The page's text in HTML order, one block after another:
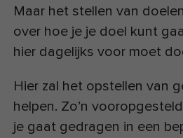
Maar het stellen van
over hoe je je doel kunt
hier dagelijks voor moet
Hier zal het opstellen van
helpen. Zo’n
je gaat gedragen in een